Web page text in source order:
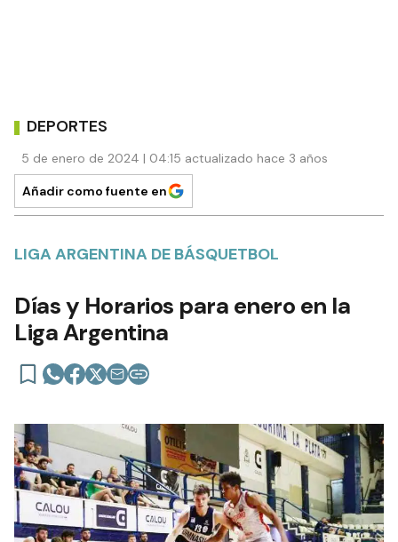
DEPORTES
5 de enero de 2024 | 04:15 actualizado hace 3 años
Añadir como fuente en
LIGA ARGENTINA DE BÁSQUETBOL
Días y Horarios para enero en la
Liga Argentina